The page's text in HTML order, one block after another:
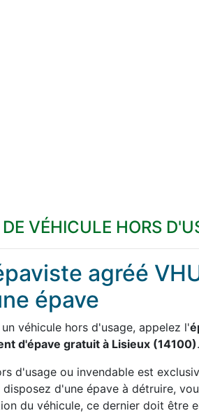
VÉHICULE HORS
agréé
épave
véhicule hors d'usage, appelez l'
d'épave gratuit à Lisieux (14100).
d'usage ou invendable est
disposez d'une épave à détruire,
du véhicule, ce dernier doit être